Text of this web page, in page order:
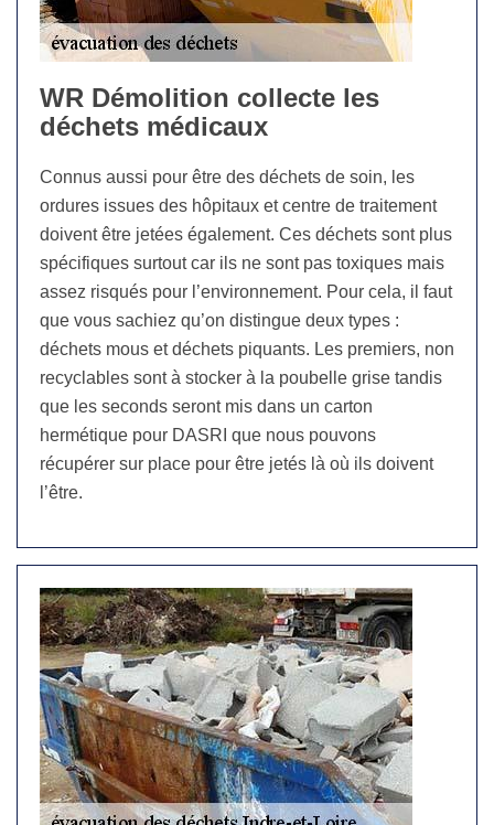
WR Démolition collecte les
déchets médicaux
Connus aussi pour être des déchets de soin, les
ordures issues des hôpitaux et centre de traitement
doivent être jetées également. Ces déchets sont plus
spécifiques surtout car ils ne sont pas toxiques mais
assez risqués pour l’environnement. Pour cela, il faut
que vous sachiez qu’on distingue deux types :
déchets mous et déchets piquants. Les premiers, non
recyclables sont à stocker à la poubelle grise tandis
que les seconds seront mis dans un carton
hermétique pour DASRI que nous pouvons
récupérer sur place pour être jetés là où ils doivent
l’être.